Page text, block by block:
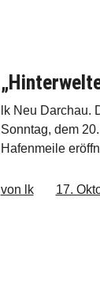
lk Neu Darchau.
Sonntag, dem
Hafenmeile
von lk 17.